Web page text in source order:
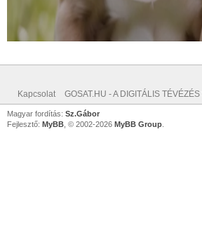
Kapcsolat GOSAT.HU - A DIGITÁLIS
Magyar fordítás: Sz.Gábor
Fejlesztő: MyBB , © 2002-2026 MyBB Group